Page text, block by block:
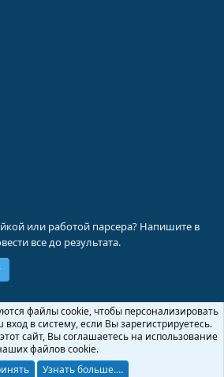
или работой парсера? Напишите в
все до результата.
и правила
Помощь
® © 2010-2026 XenForo Ltd.
файлы cookie, чтобы персонализировать
в систему, если Вы зарегистрируетесь.
сайт, Вы соглашаетесь на использование
файлов cookie.
Узнать больше.…